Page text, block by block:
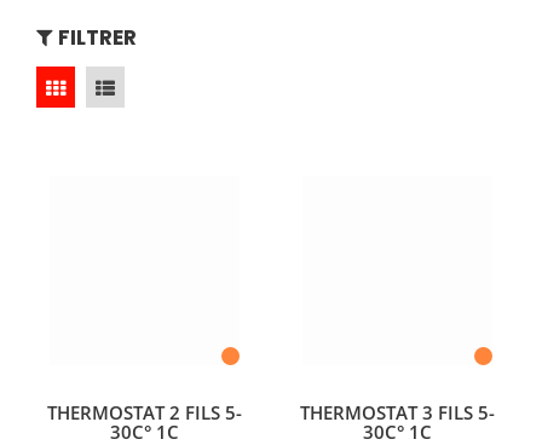
FILTRER
THERMOSTAT 2 FILS 5-
30C° 1C
THERMOSTAT 3 FILS 5-
30C° 1C